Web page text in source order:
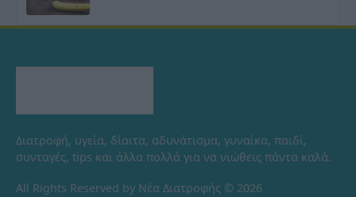
Διατροφή, υγεία, δίαιτα, αδυνάτισμα, γυναίκα, παιδί,
συνταγές, tips και άλλα πολλά για να νιώθεις πάντα καλά.
All Rights Reserved by Νέα Διατροφής © 2026